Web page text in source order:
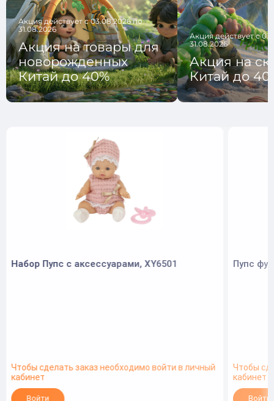
Акция действует с 03.08.2026 по
31.08.2026
Акция на товары для
новорожденных
Китай до 40%
Акция действует с
31.08.2026
Акция на
Китай до
Набор Пупс с аксессуарами, XY6501
Чтобы сделать заказ необходимо войти в личный
кабинет
Войти
Пупс
Чтобы
кабинет
Войти